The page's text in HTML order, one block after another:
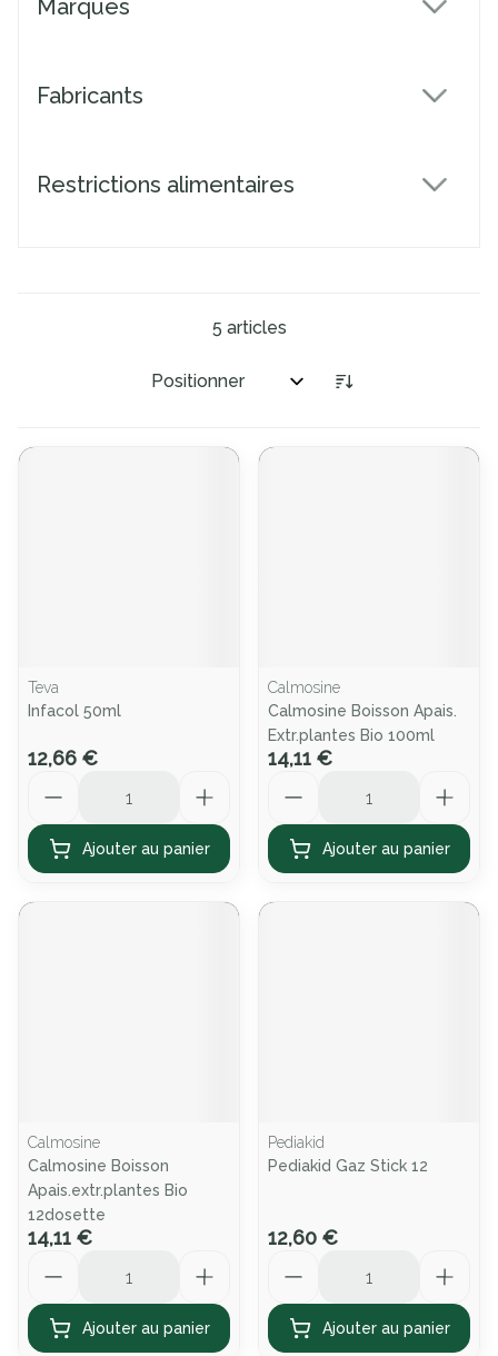
Marques
Fabricants
Restrictions alimentaires
5 articles
Trier par:
Teva
Infacol 50ml
12,66 €
Ajouter au panier
Calmosine
Calmosine Boisson Apais.
Extr.plantes Bio 100ml
14,11 €
Ajouter au panier
Calmosine
Calmosine Boisson
Apais.extr.plantes Bio
12dosette
14,11 €
Ajouter au panier
Pediakid
Pediakid Gaz Stick 12
12,60 €
Ajouter au panier